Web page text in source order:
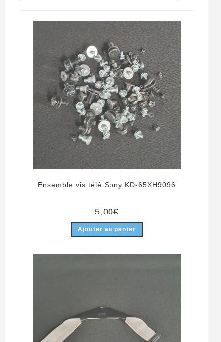
Ensemble vis télé Sony KD-65XH9096
5,00€
Ajouter au panier